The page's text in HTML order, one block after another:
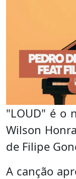
"LOUD" é o
Wilson
de Filipe
A canção